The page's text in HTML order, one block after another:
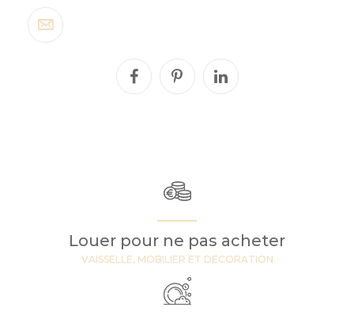
Louer pour ne pas acheter
VAISSELLE, MOBILIER ET DECORATION